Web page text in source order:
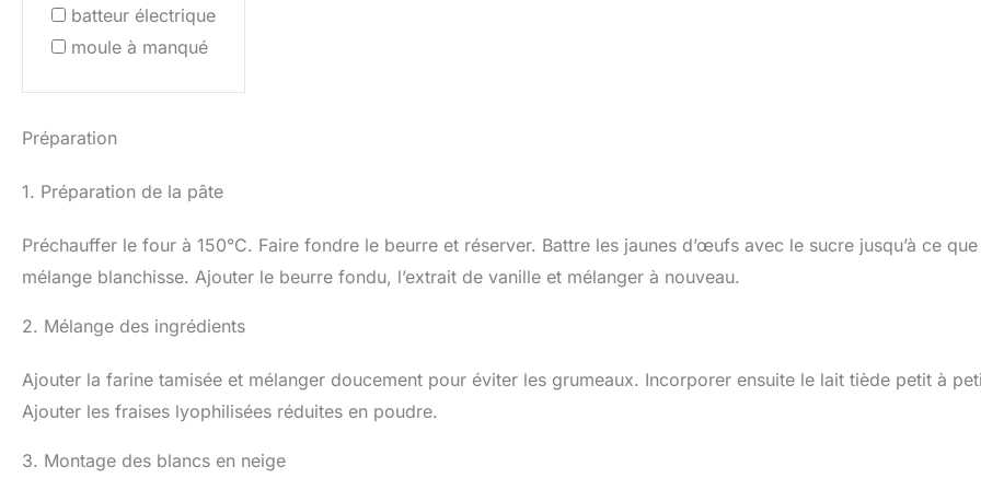
batteur électrique
moule à manqué
Préparation
1. Préparation de la pâte
Préchauffer le four à 150°C. Faire fondre le beurre et réserver. Battre les jaunes d’œufs avec le sucre jusqu’à ce
mélange blanchisse. Ajouter le beurre fondu, l’extrait de vanille et mélanger à nouveau.
2. Mélange des ingrédients
Ajouter la farine tamisée et mélanger doucement pour éviter les grumeaux. Incorporer ensuite le lait tiède petit à
Ajouter les fraises lyophilisées réduites en poudre.
3. Montage des blancs en neige